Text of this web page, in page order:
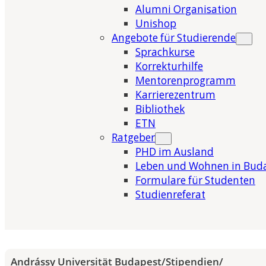
Alumni Organisation
Unishop
Angebote für Studierende
Sprachkurse
Korrekturhilfe
Mentorenprogramm
Karrierezentrum
Bibliothek
ETN
Ratgeber
PHD im Ausland
Leben und Wohnen in
Formulare für Studenten
Studienreferat
Andrássy Universität Budapest/Stipendien/